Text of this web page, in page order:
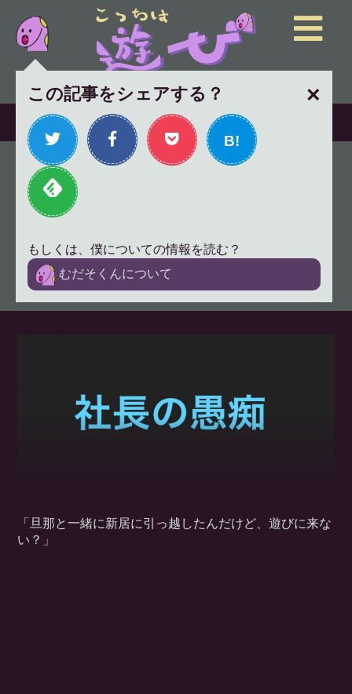
この記事をシェアする？ ×
B!
もしくは、僕についての情報を読む？
むだそくんについて
「社長が謎の新規事業に金を
使う」と愚痴を言う彼女に、
2018年6月15日
「旦那と一緒に新居に引っ越したんだけど、遊びに来な
い？」